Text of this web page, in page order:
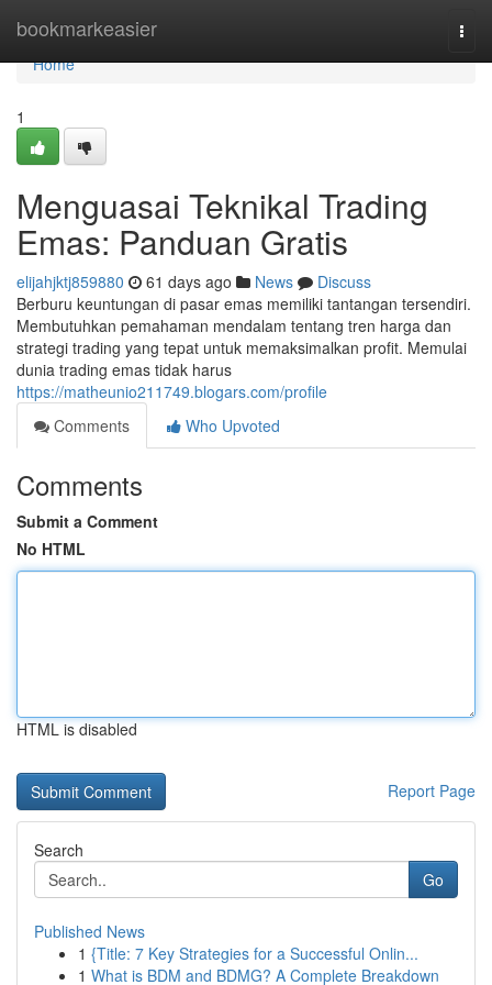
bookmarkeasier
Home
Home
1
Menguasai Teknikal Trading
Emas: Panduan Gratis
elijahjktj859880 61 days ago News
Discuss
Berburu keuntungan di pasar emas memiliki tantangan tersendiri.
Membutuhkan pemahaman mendalam tentang tren harga dan
strategi trading yang tepat untuk memaksimalkan profit. Memulai
dunia trading emas tidak harus
https://matheunio211749.blogars.com/profile
Comments
Who Upvoted
Comments
Submit a Comment
No HTML
HTML is disabled
Report Page
Search
Go
Published News
1 {Title: 7 Key Strategies for a Successful Onlin...
1 What is BDM and BDMG? A Complete Breakdown